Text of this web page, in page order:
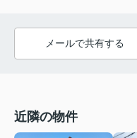
メールで共有する
近隣の物件